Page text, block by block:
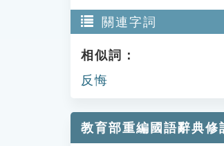
關連字詞
相似詞：
反悔
教育部重編國語辭典修